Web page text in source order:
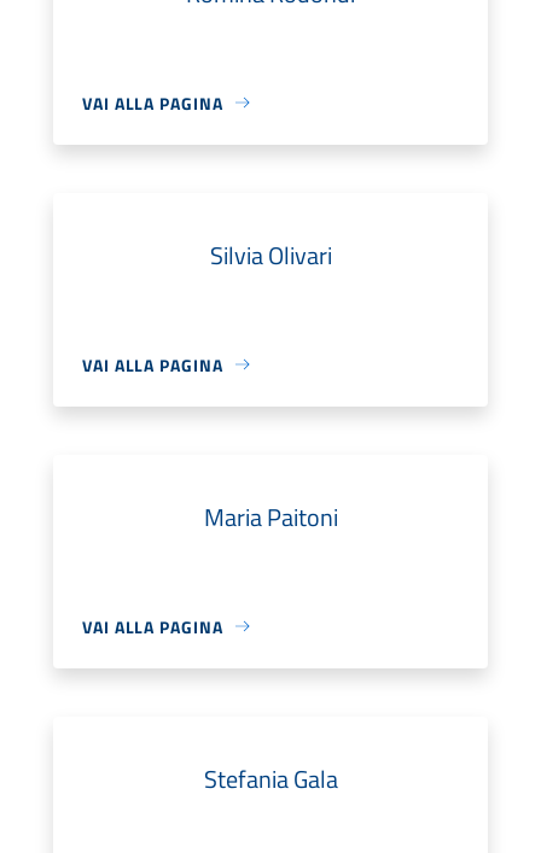
VAI ALLA PAGINA
Silvia Olivari
VAI ALLA PAGINA
Maria Paitoni
VAI ALLA PAGINA
Stefania Gala